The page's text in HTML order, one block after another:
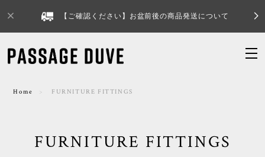
【ご確認ください】お盆前後の商品発送について
Home FURNITURE FITTINGS
FURNITURE FITTINGS